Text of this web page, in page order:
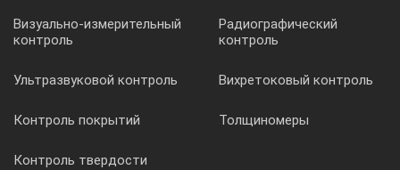
Выходы/слот
порт для удаленного подключения, AV-выход, USB, слот
Визуально-измерительный
контроль
Радиографический
контроль
Ультразвуковой контроль Вихретоковый контроль
Контроль покрытий Толщиномеры
Контроль твердости